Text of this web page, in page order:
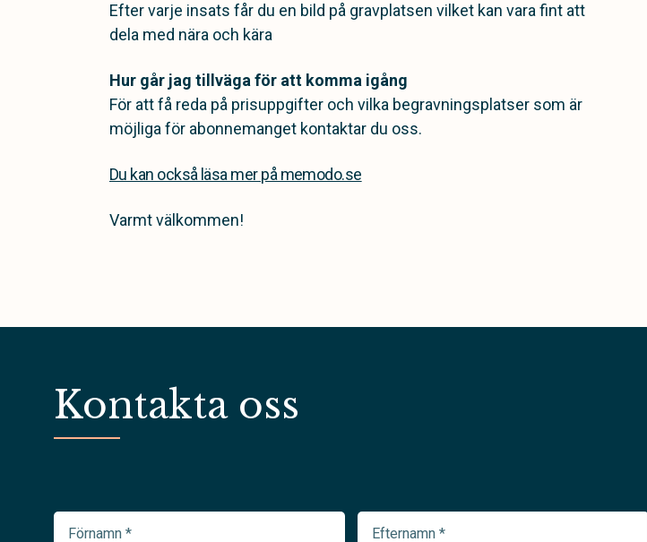
Efter varje insats får du en bild på gravplatsen vilket kan vara fint att
dela med nära och kära
Hur går jag tillväga för att komma igång
För att få reda på prisuppgifter och vilka begravningsplatser som är
möjliga för abonnemanget kontaktar du oss.
Du kan också läsa mer på memodo.se
Varmt välkommen!
Kontakta oss
Förnamn Efternamn